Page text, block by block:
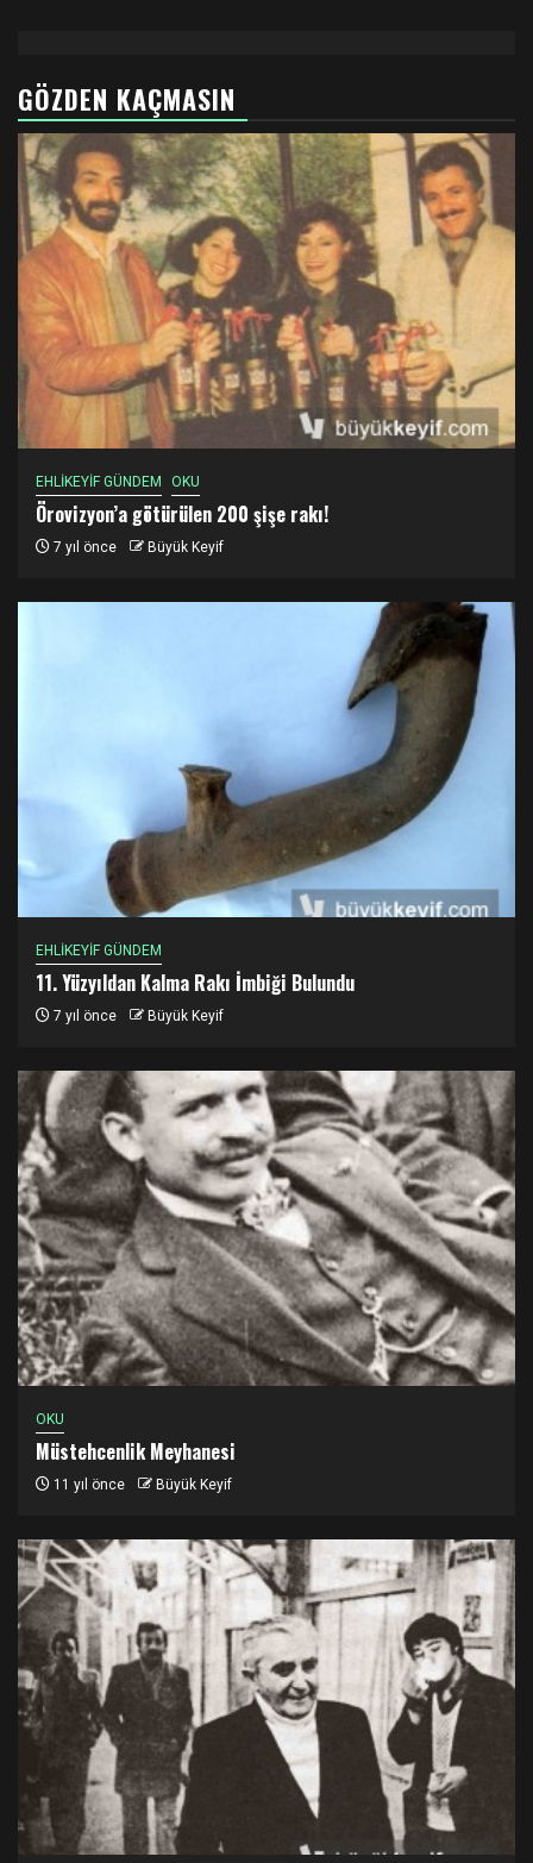
GÖZDEN KAÇMASIN
EHLİKEYİF GÜNDEM OKU
Örovizyon’a götürülen 200 şişe rakı!
7 yıl önce Büyük Keyif
EHLİKEYİF GÜNDEM
11. Yüzyıldan Kalma Rakı İmbiği Bulundu
7 yıl önce Büyük Keyif
OKU
Müstehcenlik Meyhanesi
11 yıl önce Büyük Keyif